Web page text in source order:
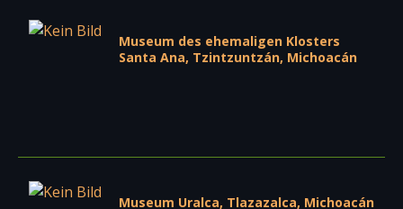
Museum des ehemaligen Klosters
Santa Ana, Tzintzuntzán, Michoacán
Museum Uralca, Tlazazalca, Michoacán